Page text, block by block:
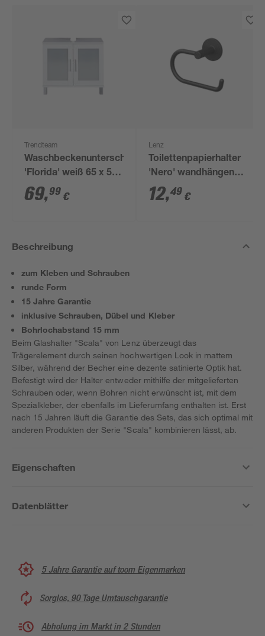
Trendteam
Waschbeckenunterschrank
'Florida' weiß 65 x 56
x 33 cm
69,99 €
Lenz
Toilettenpapierhalter
'Nero' wandhängend
schwarz
12,49 €
Beschreibung
zum Kleben und Schrauben
runde Form
15 Jahre Garantie
inklusive Schrauben, Dübel und Kleber
Bohrlochabstand 15 mm
Beim Glashalter "Scala" von Lenz überzeugt das
Trägerelement durch seinen hochwertigen Look in mattem
Silber, während der Becher eine dezente satinierte Optik hat.
Befestigt wird der Halter entweder mithilfe der mitgelieferten
Schrauben oder, wenn Bohren nicht erwünscht ist, mit dem
Spezialkleber, der ebenfalls im Lieferumfang enthalten ist. Erst
nach 15 Jahren läuft die Garantie des Sets, das sich optimal mit
anderen Produkten der Serie "Scala" kombinieren lässt, ab.
Eigenschaften
Datenblätter
5 Jahre Garantie auf toom Eigenmarken
Sorglos, 90 Tage Umtauschgarantie
Abholung im Markt in 2 Stunden